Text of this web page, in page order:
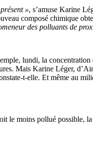
», s’amuse Karine
composé chimique
des polluants de
lundi, la concentration
Mais Karine Léger,
t-elle. Et même au
le moins pollué possible,